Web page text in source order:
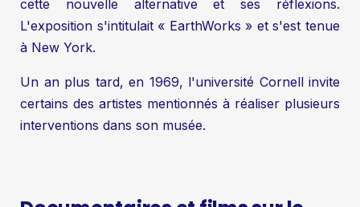
cette nouvelle alternative et ses réflexions.
L'exposition s'intitulait « EarthWorks » et s'est tenue
à New York.
Un an plus tard, en 1969, l'université Cornell invite
certains des artistes mentionnés à réaliser plusieurs
interventions dans son musée.